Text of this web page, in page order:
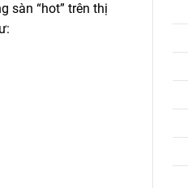
sàn “hot” trên thị